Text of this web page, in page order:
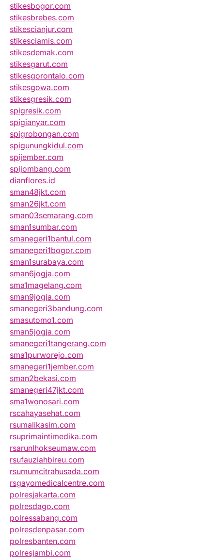
stikesbogor.com
stikesbrebes.com
stikescianjur.com
stikesciamis.com
stikesdemak.com
stikesgarut.com
stikesgorontalo.com
stikesgowa.com
stikesgresik.com
spigresik.com
spigianyar.com
spigrobongan.com
spigunungkidul.com
spijember.com
spijombang.com
dianflores.id
sman48jkt.com
sman26jkt.com
sman03semarang.com
sman1sumbar.com
smanegeri1bantul.com
smanegeri1bogor.com
sman1surabaya.com
sman6jogja.com
sma1magelang.com
sman9jogja.com
smanegeri3bandung.com
smasutomo1.com
sman5jogja.com
smanegeri1tangerang.com
sma1purworejo.com
smanegeri1jember.com
sman2bekasi.com
smanegeri47jkt.com
sma1wonosari.com
rscahayasehat.com
rsumalikasim.com
rsuprimaintimedika.com
rsarunlhokseumaw.com
rsufauziahbireu.com
rsumumcitrahusada.com
rsgayomedicalcentre.com
polresjakarta.com
polresdago.com
polressabang.com
polresdenpasar.com
polresbanten.com
polresjambi.com